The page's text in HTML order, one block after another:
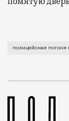
Очевидцы
полицейская погоня